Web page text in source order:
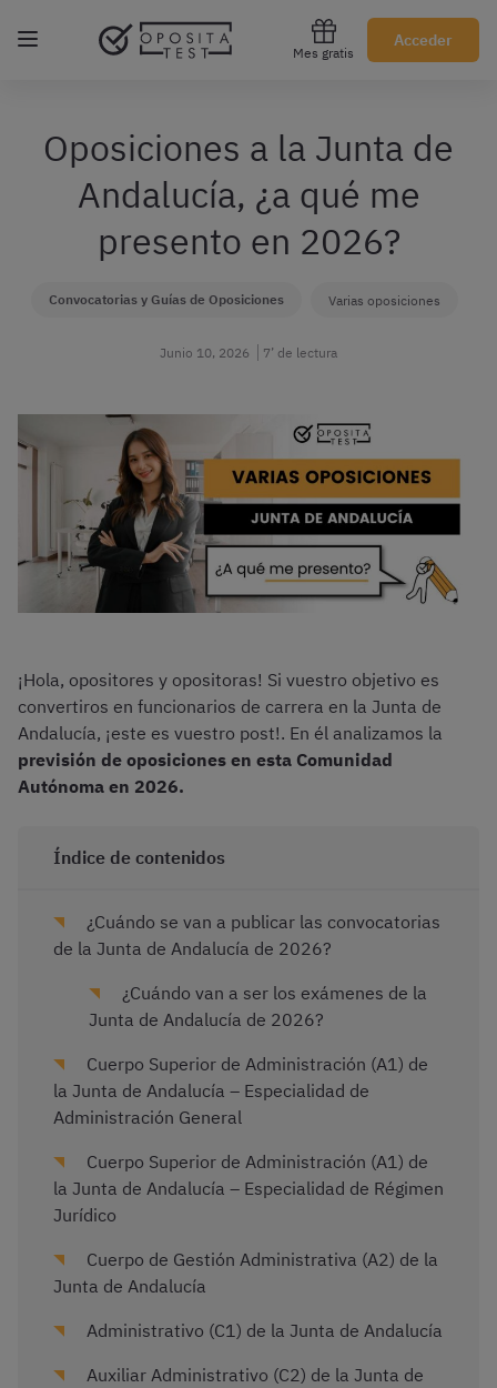
Mes gratis
Acceder
Regístrate gratis
Oposiciones a la Junta de
Andalucía, ¿a qué me
presento en 2026?
Convocatorias y Guías de Oposiciones Varias oposiciones
Junio 10, 2026 7’ de lectura
¡Hola, opositores y opositoras! Si vuestro objetivo es
convertiros en funcionarios de carrera en la Junta de
Andalucía, ¡este es vuestro post!. En él analizamos la
previsión de oposiciones en esta Comunidad
Autónoma en 2026.
Índice de contenidos
¿Cuándo se van a publicar las convocatorias
de la Junta de Andalucía de 2026?
¿Cuándo van a ser los exámenes de la
Junta de Andalucía de 2026?
Cuerpo Superior de Administración (A1) de
la Junta de Andalucía – Especialidad de
Administración General
Cuerpo Superior de Administración (A1) de
la Junta de Andalucía – Especialidad de Régimen
Jurídico
Cuerpo de Gestión Administrativa (A2) de la
Junta de Andalucía
Administrativo (C1) de la Junta de Andalucía
Auxiliar Administrativo (C2) de la Junta de